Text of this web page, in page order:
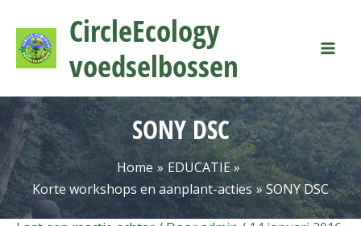
naar
CircleEcology
voedselbossen
SONY DSC
Home
EDUCATIE
Korte workshops en aanplant-acties
SONY DSC